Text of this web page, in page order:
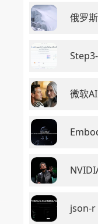
俄罗
Step3-
微软
json-r